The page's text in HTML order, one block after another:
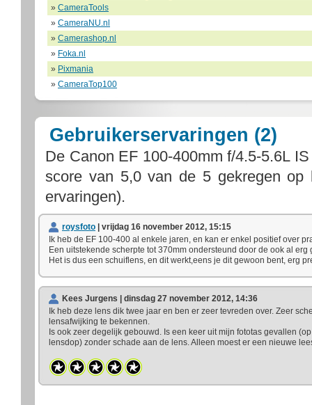
» CameraTools
» CameraNU.nl
» Camerashop.nl
» Foka.nl
» Pixmania
» CameraTop100
Gebruikerservaringen (2)
De Canon EF 100-400mm f/4.5-5.6L
score van 5,0van de 5 gekregen
ervaringen).
roysfoto | vrijdag 16 november 2012, 15:15
Ik heb de EF 100-400 al enkele jaren, en kan er enkel positief over
Een uitstekende scherpte tot 370mm ondersteund door de ook al
Het is dus een schuiflens, en dit werkt,eens je dit gewoon bent, erg
Kees Jurgens | dinsdag 27 november 2012, 14:36
Ik heb deze lens dik twee jaar en ben er zeer tevreden over. Zeer
lensafwijking te bekennen.
Is ook zeer degelijk gebouwd. Is een keer uit mijn fototas gevallen
lensdop) zonder schade aan de lens. Alleen moest er een nieuwe